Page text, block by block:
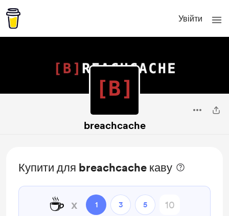
Увійти
breachcache
Купити для breachcache каву
☕ x 1 3 5